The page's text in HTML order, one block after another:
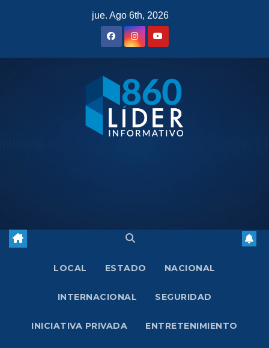
jue. Ago 6th, 2026
LOCAL ESTADO NACIONAL
INTERNACIONAL SEGURIDAD
INICIATIVA PRIVADA ENTRETENIMIENTO